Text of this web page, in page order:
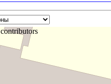
contributors